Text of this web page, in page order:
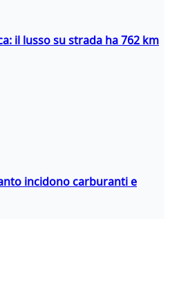
il lusso su strada ha 762 km
incidono carburanti e